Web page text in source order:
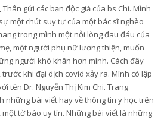
Thân gửi các bạn độc giả của bs Chi. Mình
một chút suy tư của một bác sĩ nghèo
trong mình một nỗi lòng đau đáu của
một người phụ nữ lương thiện, muốn
người khó khăn hơn mình. Cách đây
khi đại dịch covid xảy ra. Mình có lập
tên Dr. Nguyễn Thị Kim Chi. Trang
những bài viết hay về thông tin y học trên
tờ báo uy tín. Những bài viết là những